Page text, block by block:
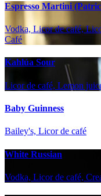
Espresso Martini
Vodka, Licor de café,
Café
Kahlúa Sour
Licor de café, Lemon
Baby Guinness
Bailey's, Licor de café
White Russian
Vodka, Licor de café,